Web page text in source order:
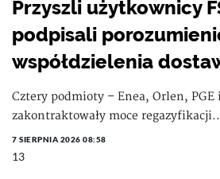
Przyszli użytkownicy
podpisali
współdzielenia
Cztery podmioty – Enea, Orlen,
zakontraktowały moce
7 SIERPNIA 2026 08:58
13